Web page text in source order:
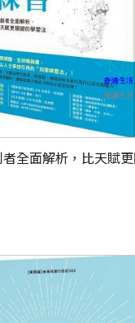
全面解析，比天賦